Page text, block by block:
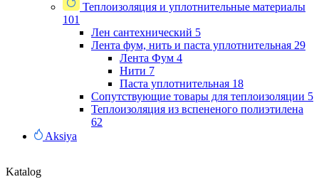
Теплоизоляция и уплотнительные материалы
101
Лен сантехнический 5
Лента фум, нить и паста уплотнительная 29
Лента Фум 4
Нити 7
Паста уплотнительная 18
Сопутствующие товары для теплоизоляции 5
Теплоизоляция из вспененого полиэтилена
62
Aksiya
Katalog